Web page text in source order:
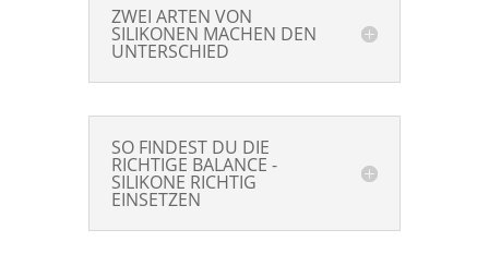
ZWEI ARTEN VON
SILIKONEN MACHEN DEN
UNTERSCHIED
SO FINDEST DU DIE
RICHTIGE BALANCE -
SILIKONE RICHTIG
EINSETZEN